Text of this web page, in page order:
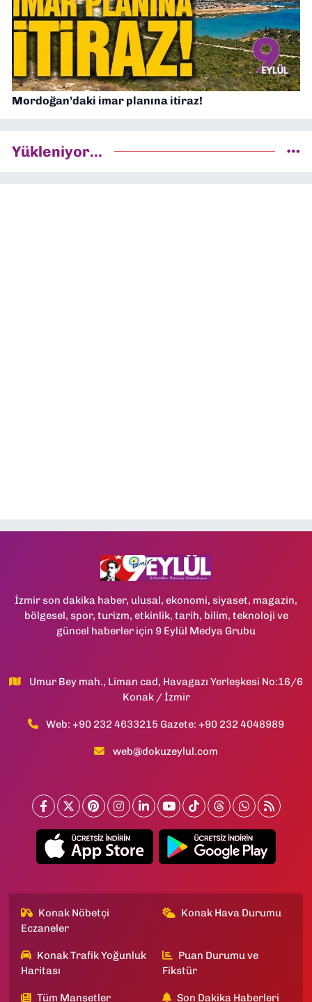
Mordoğan’daki imar planına itiraz!
Yükleniyor...
İzmir son dakika haber, ulusal, ekonomi, siyaset, magazin,
bölgesel, spor, turizm, etkinlik, tarih, bilim, teknoloji ve
güncel haberler için 9 Eylül Medya Grubu
Umur Bey mah., Liman cad, Havagazı Yerleşkesi No:16/6
Konak / İzmir
Web: +90 232 4633215 Gazete: +90 232 4048989
web@dokuzeylul.com
Konak Nöbetçi
Eczaneler
Konak Hava Durumu
Konak Trafik Yoğunluk
Haritası
Puan Durumu ve
Fikstür
Tüm Manşetler Son Dakika Haberleri